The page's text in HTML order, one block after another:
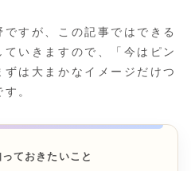
すが、この記事ではできる
いきますので、「今はピン
は大まかなイメージだけつ
。
ておきたいこと